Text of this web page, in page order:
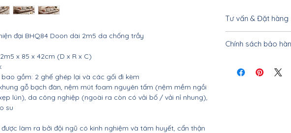
đại BHQ84 Doon dài 2m5 da chống trầy
x 85 x 42cm (D x R x C)
bao gồm: 2 ghế ghép lại và các gối đi kèm
gỗ bạch đàn, nệm mút foam nguyên tấm (nệm mềm ngồi
lún), da công nghiệp (ngoài ra còn có vải bố / vải nỉ nhung),
su
được làm ra bởi đội ngũ có kinh nghiệm và tâm huyết, cẩn thận
Tư vấn & Đặt hàng
khách vui lòng liên
Chính sách bảo